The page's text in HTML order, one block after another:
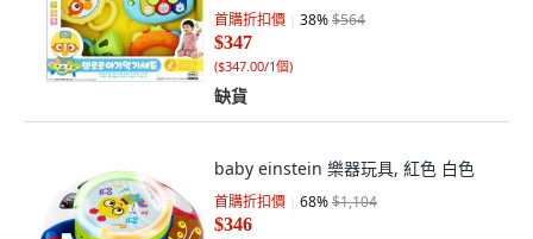
首購折扣價 38%$564
$347
($347.00/1個)
缺貨
baby einstein 樂器玩具, 紅色 白色
首購折扣價 68%$1,104
$346